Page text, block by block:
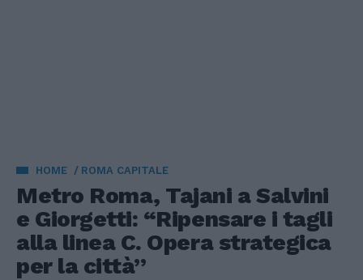
HOME ROMA CAPITALE
Metro Roma, Tajani a Salvini
e Giorgetti: “Ripensare i tagli
alla linea C. Opera strategica
per la città”